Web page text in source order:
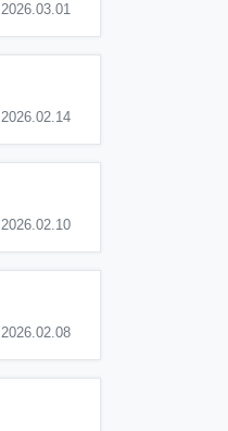
2026.03.01
2026.02.14
2026.02.10
2026.02.08